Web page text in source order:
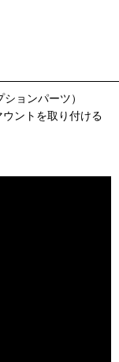
ョンパーツ）
ントを取り付ける